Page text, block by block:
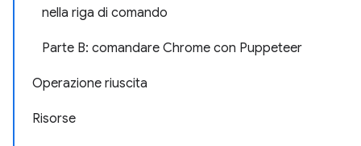
nella riga di comando
Parte B: comandare Chrome con Puppeteer
Operazione riuscita
Risorse